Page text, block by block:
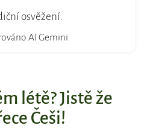
osvěžení.
AI Gemini
létě? Jistě že
Češi!